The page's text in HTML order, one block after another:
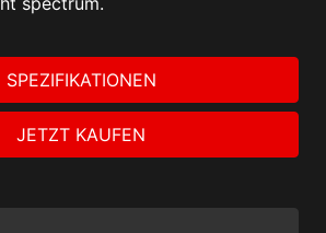
SPEZIFIKATIONEN
JETZT KAUFEN